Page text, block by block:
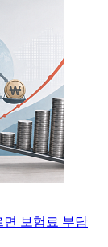
면 보험료 부담